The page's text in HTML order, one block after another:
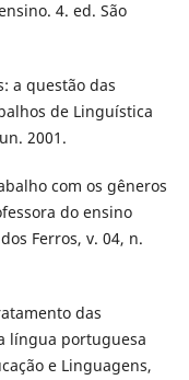
4. ed. São
a questão das
de Linguística
2001.
com os gêneros
do ensino
Ferros, v. 04, n.
das
língua portuguesa
e Linguagens,